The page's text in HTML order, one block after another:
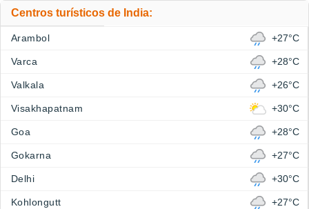
Centros turísticos de India:
Arambol +27°C
Varca +28°C
Valkala +26°C
Visakhapatnam +30°C
Goa +28°C
Gokarna +27°C
Delhi +30°C
Kohlongutt +27°C